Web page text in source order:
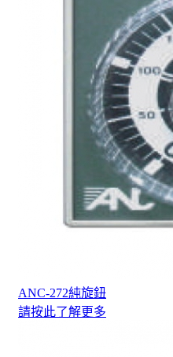
ANC-272純旋鈕
請按此了解更多